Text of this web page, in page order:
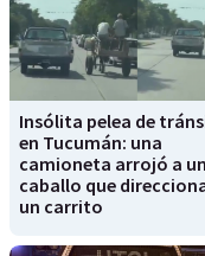
Insólita pelea de
en Tucumán: una
camioneta arrojó a un
caballo que
un carrito